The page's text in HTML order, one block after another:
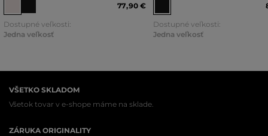
77,90 €
Dostupné veľkosti:
Jedna veľkosť
Dostupné veľkosti:
Jedna veľkosť
VŠETKO SKLADOM
Všetok tovar v e-shope máme na sklade.
ZÁRUKA ORIGINALITY